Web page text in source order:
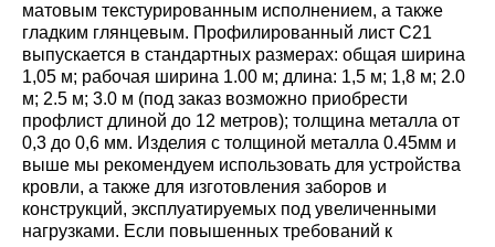
матовым текстурированным исполнением, а также
гладким глянцевым. Профилированный лист С21
выпускается в стандартных размерах: общая ширина
1,05 м; рабочая ширина 1.00 м; длина: 1,5 м; 1,8 м; 2.0
м; 2.5 м; 3.0 м (под заказ возможно приобрести
профлист длиной до 12 метров); толщина металла от
0,3 до 0,6 мм. Изделия с толщиной металла 0.45мм и
выше мы рекомендуем использовать для устройства
кровли, а также для изготовления заборов и
конструкций, эксплуатируемых под увеличенными
нагрузками. Если повышенных требований к